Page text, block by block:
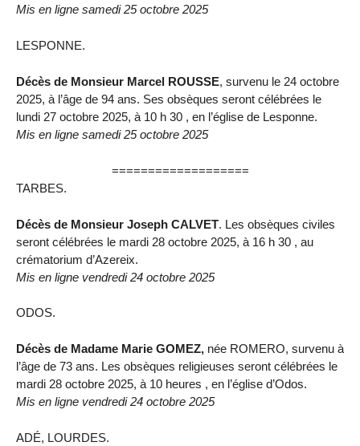
Mis en ligne samedi 25 octobre 2025
LESPONNE.
Décès de Monsieur Marcel ROUSSE, survenu le 24 octobre
2025, à l’âge de 94 ans. Ses obsèques seront célébrées le
lundi 27 octobre 2025, à 10 h 30 , en l’église de Lesponne.
Mis en ligne samedi 25 octobre 2025
===================
TARBES.
Décès de Monsieur Joseph CALVET. Les obsèques civiles
seront célébrées le mardi 28 octobre 2025, à 16 h 30 , au
crématorium d’Azereix.
Mis en ligne vendredi 24 octobre 2025
ODOS.
Décès de Madame Marie GOMEZ, née ROMERO, survenu à
l’âge de 73 ans. Les obsèques religieuses seront célébrées le
mardi 28 octobre 2025, à 10 heures , en l’église d’Odos.
Mis en ligne vendredi 24 octobre 2025
ADÉ, LOURDES.